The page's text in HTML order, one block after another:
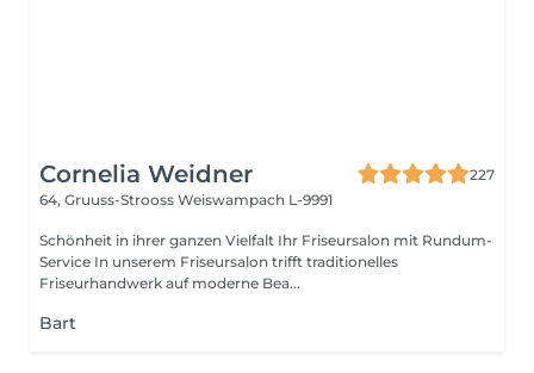
Cornelia Weidner
227
64, Gruuss-Strooss Weiswampach L-9991
Schönheit in ihrer ganzen Vielfalt Ihr Friseursalon mit Rundum-
Service In unserem Friseursalon trifft traditionelles
Friseurhandwerk auf moderne Bea...
Bart